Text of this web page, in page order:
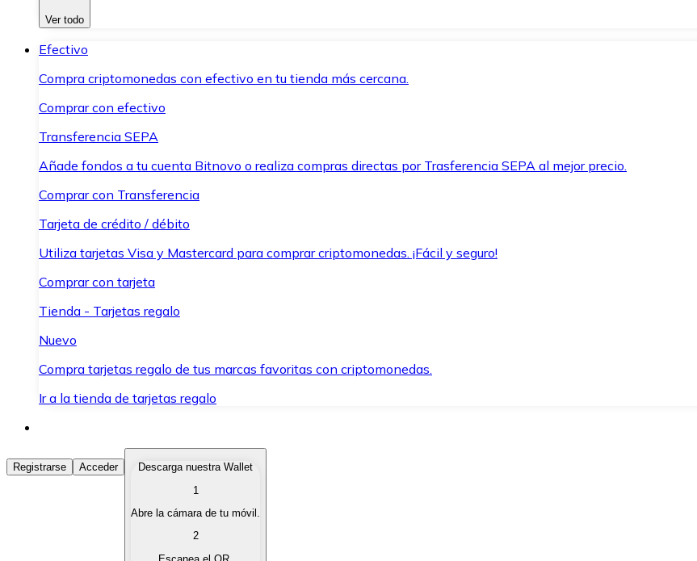
Ver todo
Efectivo
Compra criptomonedas con efectivo en tu tienda más cercana.
Comprar con efectivo
Transferencia SEPA
Añade fondos a tu cuenta Bitnovo o realiza compras directas por Trasferencia SEPA al mejor precio.
Comprar con Transferencia
Tarjeta de crédito / débito
Utiliza tarjetas Visa y Mastercard para comprar criptomonedas. ¡Fácil y seguro!
Comprar con tarjeta
Tienda - Tarjetas regalo
Nuevo
Compra tarjetas regalo de tus marcas favoritas con criptomonedas.
Ir a la tienda de tarjetas regalo
Comprar Criptomonedas
Compra criptomonedas con diferentes métodos de pago.
Vende tus criptomonedas de forma rápida y segura.
Registrarse Acceder
Descarga nuestra Wallet
1
Abre la cámara de tu móvil.
2